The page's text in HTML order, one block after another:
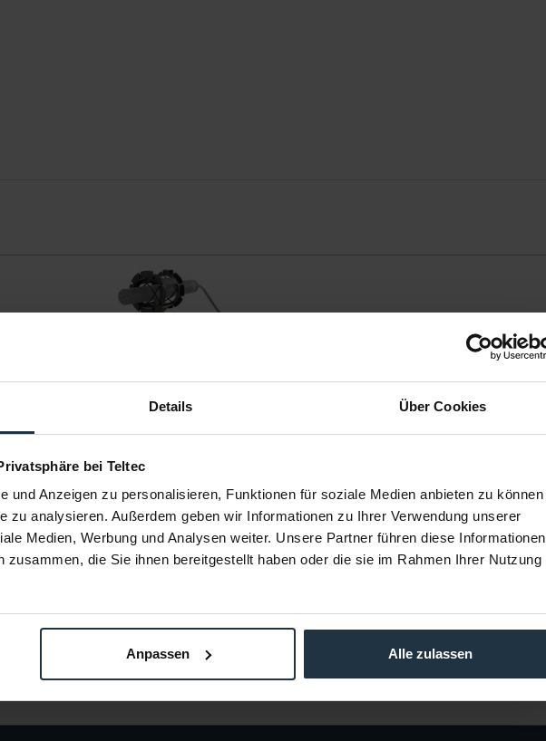
Details Über Cookies
bei Teltec
und Anzeigen zu personalisieren, Funktionen für soziale Medien anbieten zu können
zu analysieren. Außerdem geben wir Informationen zu Ihrer Verwendung unserer
Medien, Werbung und Analysen weiter. Unsere Partner führen diese Informationen
zusammen, die Sie ihnen bereitgestellt haben oder die sie im Rahmen Ihrer Nutzung
Anpassen Alle zulassen
Shape MICMO
Artikelnummer: 12272988
€ 41,18
Brutto: € 49,00
2-3 Wochen ab Bestellung